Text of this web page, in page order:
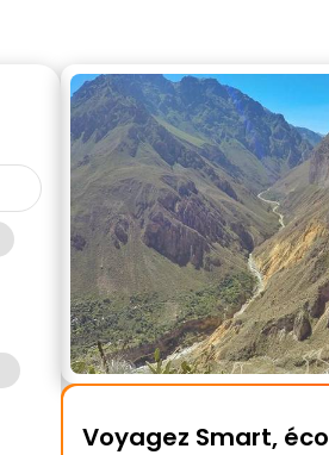
Voyagez Smart,